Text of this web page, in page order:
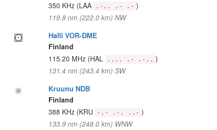
350 KHz (LAA .-.. .- .- )
119.8 nm (222.0 km) NW
Halli VOR-DME
Finland
115.20 MHz (HAL .... .- .-.. )
131.4 nm (243.4 km) SW
Kruunu NDB
Finland
388 KHz (KRU -.- .-. ..- )
133.9 nm (248.0 km) WNW